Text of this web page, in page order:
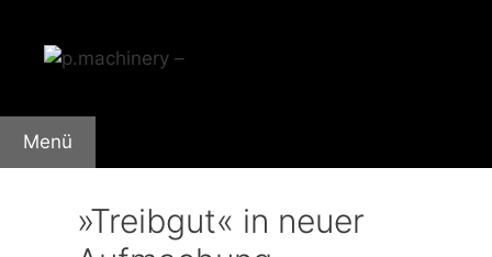
Inhalt
springen
Menü
»Treibgut« in neuer